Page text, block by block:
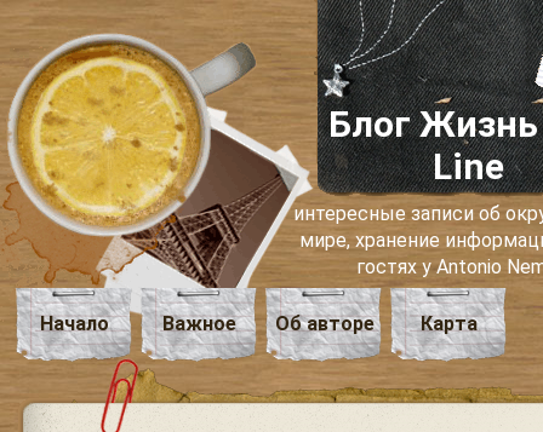
Блог Жизнь
Line
интересные записи об
мире, хранение
гостях у Antonio
Начало Важное Об авторе Карта